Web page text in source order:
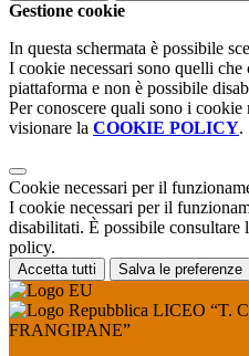
Gestione cookie
In questa schermata è possibile
I cookie necessari sono quelli
piattaforma e non è possibile
Per conoscere quali sono i
visionare la COOKIE POLICY.
Cookie necessari per il
I cookie necessari per il
disabilitati. È possibile consultare
policy.
Accetta tutti Salva le preferenze
LICEO “T.
FRANGIPANE”